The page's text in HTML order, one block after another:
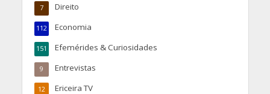
Direito
7
Economia
112
Efemérides & Curiosidades
151
Entrevistas
9
Ericeira TV
12